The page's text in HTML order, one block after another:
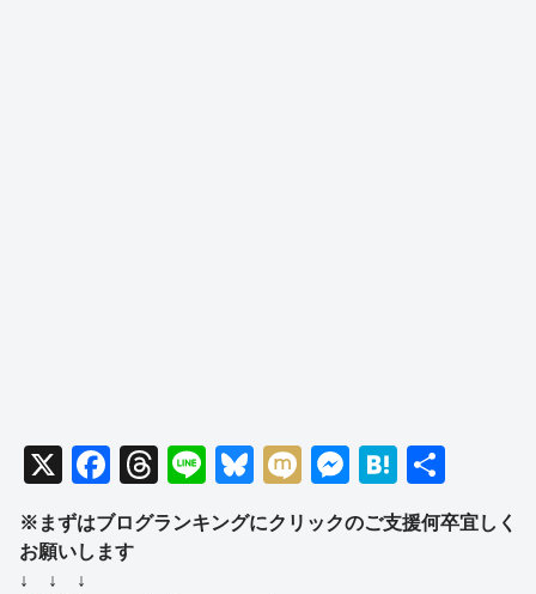
X
F
a
c
T
hr
e
Li
n
e
Bl
e
M
ixi
M
ss
H
at
e
有
※まずはブログランキングにクリックのご支援何卒宜しく
お願いします
↓ ↓ ↓